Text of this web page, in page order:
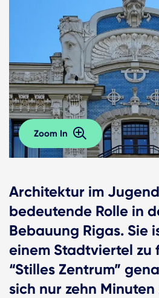
Zoom In
Architektur im
bedeutende Rolle in
Bebauung Rigas. Sie
einem Stadtviertel zu
“Stilles Zentrum”
sich nur zehn Minuten